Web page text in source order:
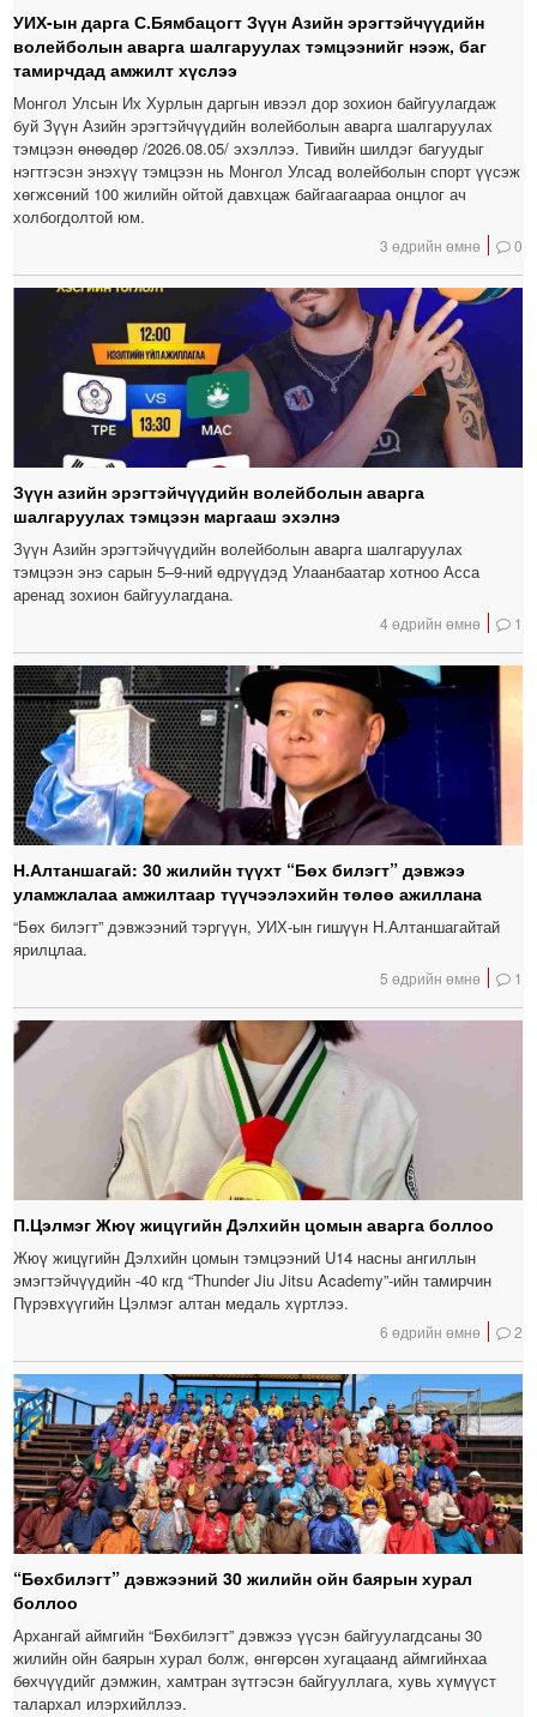
УИХ-ын дарга С.Бямбацогт Зүүн Азийн эрэгтэйчүүдийн
волейболын аварга шалгаруулах тэмцээнийг нээж, баг
тамирчдад амжилт хүслээ
Монгол Улсын Их Хурлын даргын ивээл дор зохион байгуулагдаж
буй Зүүн Азийн эрэгтэйчүүдийн волейболын аварга шалгаруулах
тэмцээн өнөөдөр /2026.08.05/ эхэллээ. Тивийн шилдэг багуудыг
нэгтгэсэн энэхүү тэмцээн нь Монгол Улсад волейболын спорт үүсэж
хөгжсөний 100 жилийн ойтой давхцаж байгаагаараа онцлог ач
холбогдолтой юм.
3 өдрийн өмнө 0
Зүүн азийн эрэгтэйчүүдийн волейболын аварга
шалгаруулах тэмцээн маргааш эхэлнэ
Зүүн Азийн эрэгтэйчүүдийн волейболын аварга шалгаруулах
тэмцээн энэ сарын 5–9-ний өдрүүдэд Улаанбаатар хотноо Асса
аренад зохион байгуулагдана.
4 өдрийн өмнө 1
Н.Алтаншагай: 30 жилийн түүхт “Бөх билэгт” дэвжээ
уламжлалаа амжилтаар түүчээлэхийн төлөө ажиллана
“Бөх билэгт” дэвжээний тэргүүн, УИХ-ын гишүүн Н.Алтаншагайтай
ярилцлаа.
5 өдрийн өмнө 1
П.Цэлмэг Жюү жицүгийн Дэлхийн цомын аварга боллоо
Жюү жицүгийн Дэлхийн цомын тэмцээний U14 насны ангиллын
эмэгтэйчүүдийн -40 кгд “Thunder Jiu Jitsu Academy”-ийн тамирчин
Пүрэвхүүгийн Цэлмэг алтан медаль хүртлээ.
6 өдрийн өмнө 2
“Бөхбилэгт” дэвжээний 30 жилийн ойн баярын хурал
боллоо
Архангай аймгийн “Бөхбилэгт” дэвжээ үүсэн байгуулагдсаны 30
жилийн ойн баярын хурал болж, өнгөрсөн хугацаанд аймгийнхаа
бөхчүүдийг дэмжин, хамтран зүтгэсэн байгууллага, хувь хүмүүст
талархал илэрхийллээ.